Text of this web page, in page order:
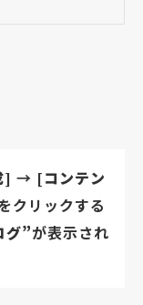
] → [コンテン
クリックする
グ”が表示され